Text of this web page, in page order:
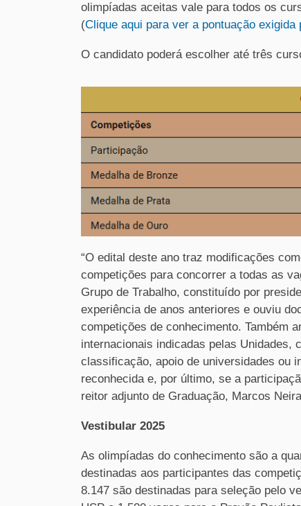
olimpíadas aceitas vale para todos os
(Clique aqui para ver a pontuação exigida
O candidato poderá escolher até três
“O edital deste ano traz modificações
competições para concorrer a todas as
Grupo de Trabalho, constituído por
experiência de anos anteriores e ouviu
competições de conhecimento. Também
internacionais indicadas pelas Unidades,
classificação, apoio de universidades ou
reconhecida e, por último, se a
reitor adjunto de Graduação, Marcos
Vestibular 2025
As olimpíadas do conhecimento são a
destinadas aos participantes das
8.147 são destinadas para seleção pelo